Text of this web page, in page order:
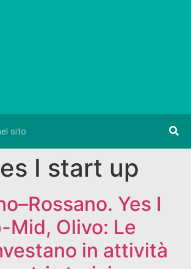
I start up
Yes I
Mid, Olivo: Le
in attività